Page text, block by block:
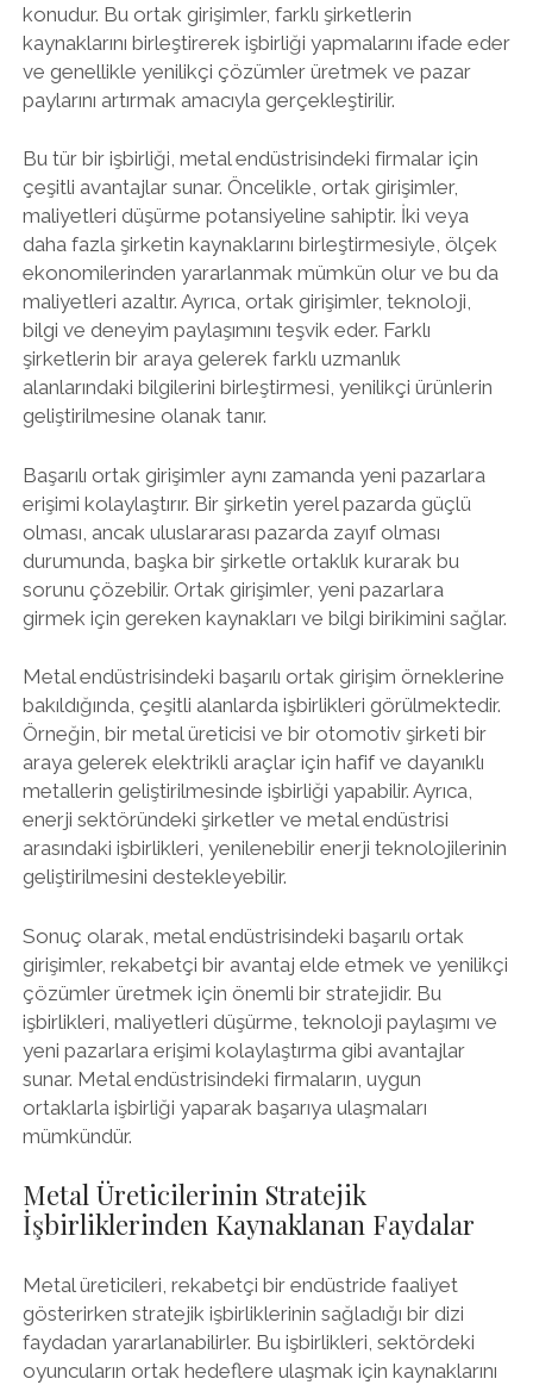
konudur. Bu ortak girişimler, farklı şirketlerin
kaynaklarını birleştirerek işbirliği yapmalarını ifade eder
ve genellikle yenilikçi çözümler üretmek ve pazar
paylarını artırmak amacıyla gerçekleştirilir.
Bu tür bir işbirliği, metal endüstrisindeki firmalar için
çeşitli avantajlar sunar. Öncelikle, ortak girişimler,
maliyetleri düşürme potansiyeline sahiptir. İki veya
daha fazla şirketin kaynaklarını birleştirmesiyle, ölçek
ekonomilerinden yararlanmak mümkün olur ve bu da
maliyetleri azaltır. Ayrıca, ortak girişimler, teknoloji,
bilgi ve deneyim paylaşımını teşvik eder. Farklı
şirketlerin bir araya gelerek farklı uzmanlık
alanlarındaki bilgilerini birleştirmesi, yenilikçi ürünlerin
geliştirilmesine olanak tanır.
Başarılı ortak girişimler aynı zamanda yeni pazarlara
erişimi kolaylaştırır. Bir şirketin yerel pazarda güçlü
olması, ancak uluslararası pazarda zayıf olması
durumunda, başka bir şirketle ortaklık kurarak bu
sorunu çözebilir. Ortak girişimler, yeni pazarlara
girmek için gereken kaynakları ve bilgi birikimini sağlar.
Metal endüstrisindeki başarılı ortak girişim örneklerine
bakıldığında, çeşitli alanlarda işbirlikleri görülmektedir.
Örneğin, bir metal üreticisi ve bir otomotiv şirketi bir
araya gelerek elektrikli araçlar için hafif ve dayanıklı
metallerin geliştirilmesinde işbirliği yapabilir. Ayrıca,
enerji sektöründeki şirketler ve metal endüstrisi
arasındaki işbirlikleri, yenilenebilir enerji teknolojilerinin
geliştirilmesini destekleyebilir.
Sonuç olarak, metal endüstrisindeki başarılı ortak
girişimler, rekabetçi bir avantaj elde etmek ve yenilikçi
çözümler üretmek için önemli bir stratejidir. Bu
işbirlikleri, maliyetleri düşürme, teknoloji paylaşımı ve
yeni pazarlara erişimi kolaylaştırma gibi avantajlar
sunar. Metal endüstrisindeki firmaların, uygun
ortaklarla işbirliği yaparak başarıya ulaşmaları
mümkündür.
Metal Üreticilerinin Stratejik
İşbirliklerinden Kaynaklanan Faydalar
Metal üreticileri, rekabetçi bir endüstride faaliyet
gösterirken stratejik işbirliklerinin sağladığı bir dizi
faydadan yararlanabilirler. Bu işbirlikleri, sektördeki
oyuncuların ortak hedeflere ulaşmak için kaynaklarını